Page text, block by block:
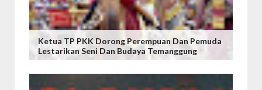
Ketua TP PKK Dorong Perempuan Dan Pemuda
Lestarikan Seni Dan Budaya Temanggung